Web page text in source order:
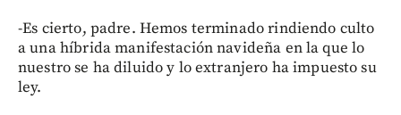
-Es cierto, padre. Hemos terminado rindiendo culto
a una híbrida manifestación navideña en la que lo
nuestro se ha diluido y lo extranjero ha impuesto su
ley.